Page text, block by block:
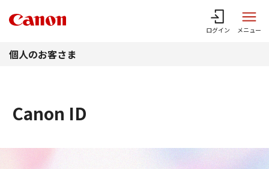
ログイン メニュー
個人のお客さま
Canon ID